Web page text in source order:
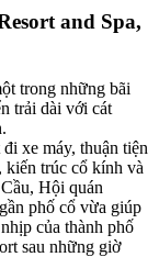
and Spa,
trong những bãi
trải dài với cát
xe máy, thuận tiện
kiến trúc cổ kính và
Hội quán
phố cổ vừa giúp
của thành phố
sau những giờ